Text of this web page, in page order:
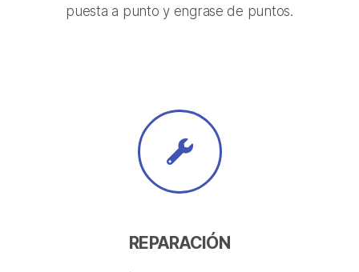
puesta a punto y engrase de puntos.
REPARACIÓN